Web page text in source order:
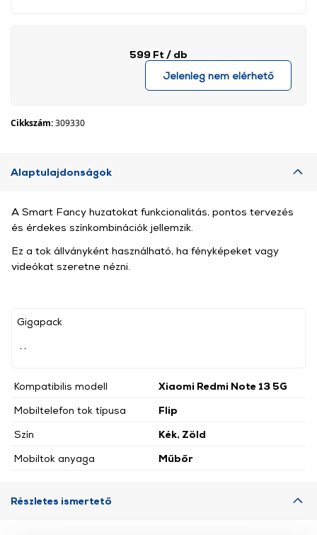
599 Ft / db
Jelenleg nem elérhető
Cikkszám:309330
Alaptulajdonságok
Gigapack
Kompatibilis modell
Xiaomi Redmi Note 13 5G
Mobiltelefon tok típusa
Flip
Szín
Kék, Zöld
Mobiltok anyaga
Műbőr
A Smart Fancy huzatokat funkcionalitás, pontos tervezés
és érdekes színkombinációk jellemzik.
Ez a tok állványként használható, ha fényképeket vagy
videókat szeretne nézni.
Részletes ismertető